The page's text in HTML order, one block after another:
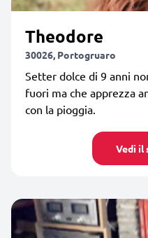
Theodore
30026, Portogruaro
Setter dolce di 9 anni
fuori ma che apprezza
con la pioggia.
Vedi il